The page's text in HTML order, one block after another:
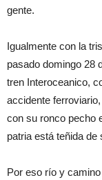
gente.
Igualmente con la
pasado domingo 28
tren Interoceanico,
accidente
con su ronco pecho
patria está teñida de
Por eso río y